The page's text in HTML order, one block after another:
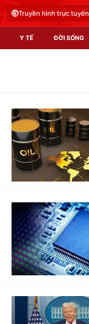
Truyền hình trực tuyến
Y TẾ ĐỜI SỐNG
Video
Shorts video
Podcast
EMagazine
Photo
Infographic
Góc ảnh
Công nghệ
Hitech Công
Sản phẩm